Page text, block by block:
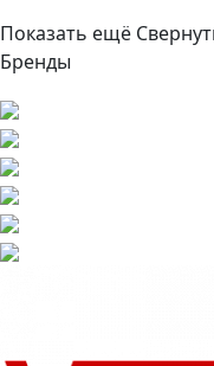
Показать ещё
Бренды